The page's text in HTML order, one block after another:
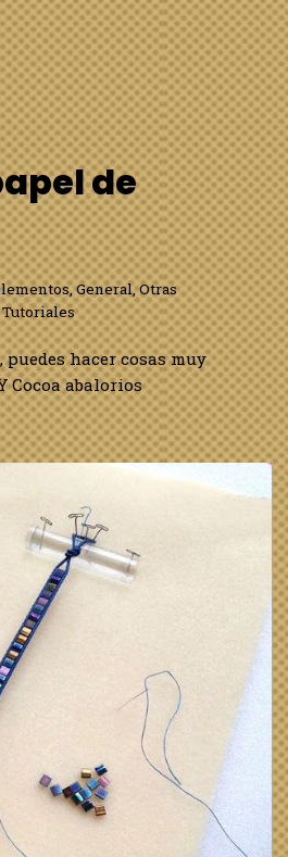
de
,General,Otras
Tutoriales
puedes hacer cosas muy
Cocoa abalorios